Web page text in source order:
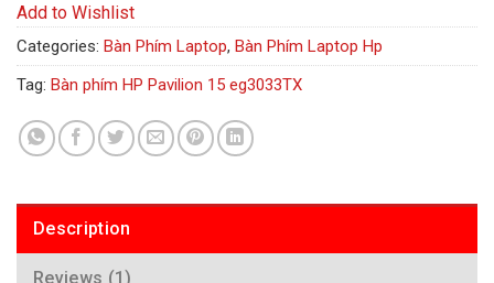
Add to Wishlist
Categories: Bàn Phím Laptop, Bàn Phím Laptop Hp
Tag: Bàn phím HP Pavilion 15 eg3033TX
Description
Reviews (1)